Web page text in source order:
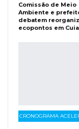
Comissão de Meio
Ambiente e
debatem
ecopontos em
CRONOGRAMA